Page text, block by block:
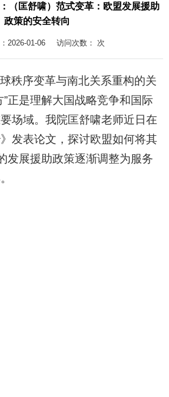
（匡舒啸）范式变革：欧盟发展援助
政策的安全转向
2026-01-06 访问次数： 次
秩序变革与南北关系重构的关
”正是理解大国战略竞争和国际
场域。我院匡舒啸老师近日在
》发表论文，探讨欧盟如何将其
发展援助政策逐渐调整为服务